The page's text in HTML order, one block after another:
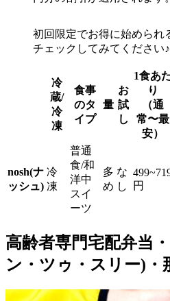
初回限定でお得に始められ
チェックしてみてください♪
冷
蔵/
冷
凍
食事
のタ
イプ
量
お
試
し
1食あ
り
（通
常〜最
安）
nosh(ナ
ッシュ)
冷
凍
普通
食/和
洋中
スイ
ーツ
多
め
な
し
円
高齢者専門宅配弁当
ン・ツゥ・スリー)・